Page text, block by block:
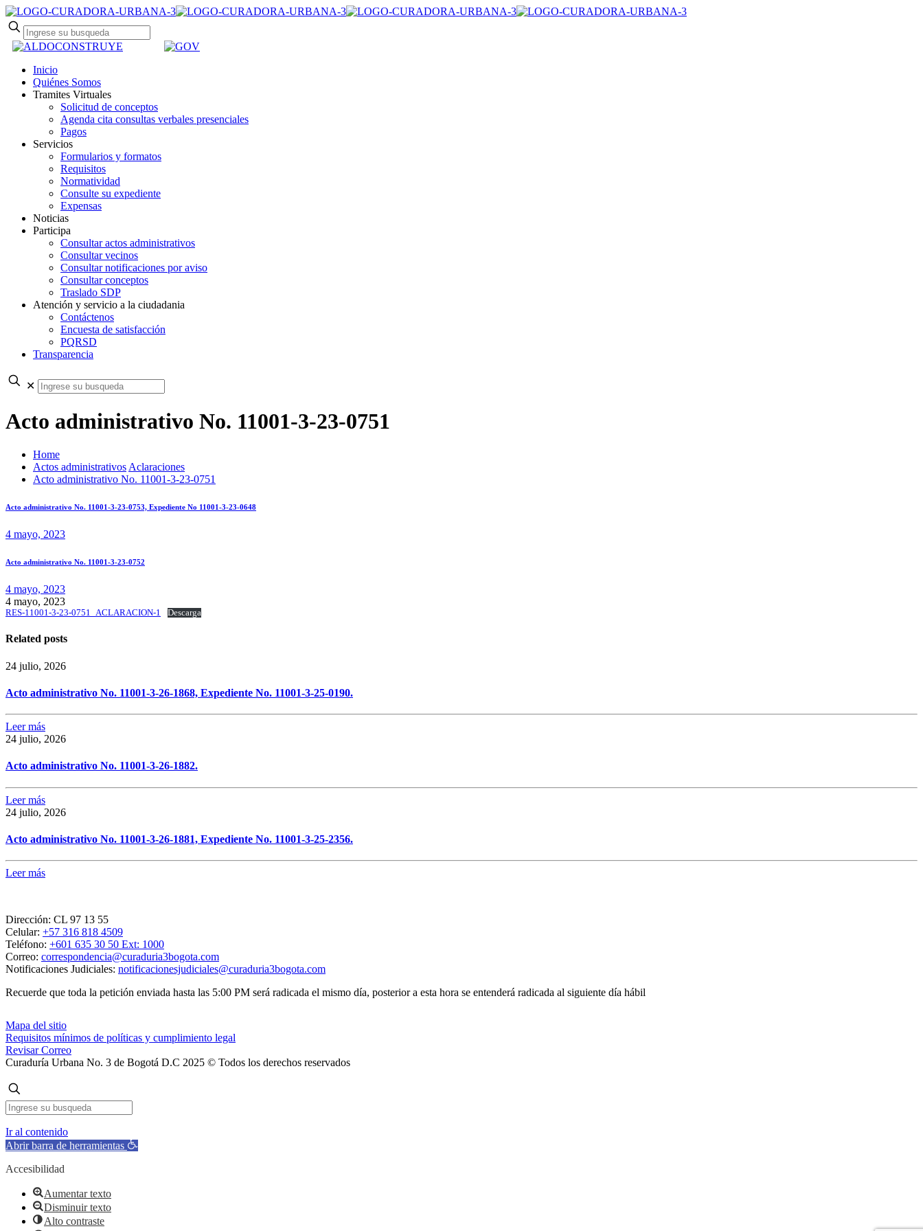
Inicio
Quiénes Somos
Tramites Virtuales
Solicitud de conceptos
Agenda cita consultas verbales presenciales
Pagos
Servicios
Formularios y formatos
Requisitos
Normatividad
Consulte su expediente
Expensas
Noticias
Participa
Consultar actos administrativos
Consultar vecinos
Consultar notificaciones por aviso
Consultar conceptos
Traslado SDP
Atención y servicio a la ciudadania
Contáctenos
Encuesta de satisfacción
PQRSD
Transparencia
✕
Acto administrativo No. 11001-3-23-0751
Home
Actos administrativos Aclaraciones
Acto administrativo No. 11001-3-23-0751
Acto administrativo No. 11001-3-23-0753, Expediente No 11001-3-23-0648
4 mayo, 2023
Acto administrativo No. 11001-3-23-0752
4 mayo, 2023
4 mayo, 2023
RES-11001-3-23-0751_ACLARACION-1 Descarga
Related posts
24 julio, 2026
Acto administrativo No. 11001-3-26-1868, Expediente No. 11001-3-25-0190.
Leer más
24 julio, 2026
Acto administrativo No. 11001-3-26-1882.
Leer más
24 julio, 2026
Acto administrativo No. 11001-3-26-1881, Expediente No. 11001-3-25-2356.
Leer más
Dirección: CL 97 13 55
Celular: +57 316 818 4509
Teléfono: +601 635 30 50 Ext: 1000
Correo: correspondencia@curaduria3bogota.com
Notificaciones Judiciales: notificacionesjudiciales@curaduria3bogota.com
Recuerde que toda la petición enviada hasta las 5:00 PM será radicada el mismo día, posterior a esta hora se entenderá radicada al siguiente día hábil
Mapa del sitio
Requisitos mínimos de políticas y cumplimiento legal
Revisar Correo
Curaduría Urbana No. 3 de Bogotá D.C 2025 © Todos los derechos reservados
Ir al contenido
Abrir barra de herramientas
Accesibilidad
Aumentar texto
Disminuir texto
Alto contraste